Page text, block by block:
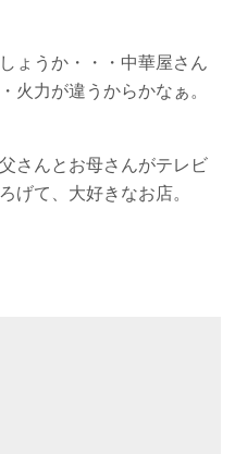
ょうか・・・中華屋さん
火力が違うからかなぁ。
さんとお母さんがテレビ
げて、大好きなお店。